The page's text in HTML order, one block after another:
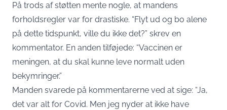
På trods af støtten mente nogle, at mandens
forholdsregler var for drastiske. “Flyt ud og bo alene
på dette tidspunkt, ville du ikke det?” skrev en
kommentator. En anden tilføjede: “Vaccinen er
meningen, at du skal kunne leve normalt uden
bekymringer.”
Manden svarede på kommentarerne ved at sige: “Ja,
det var alt for Covid. Men jeg nyder at ikke have